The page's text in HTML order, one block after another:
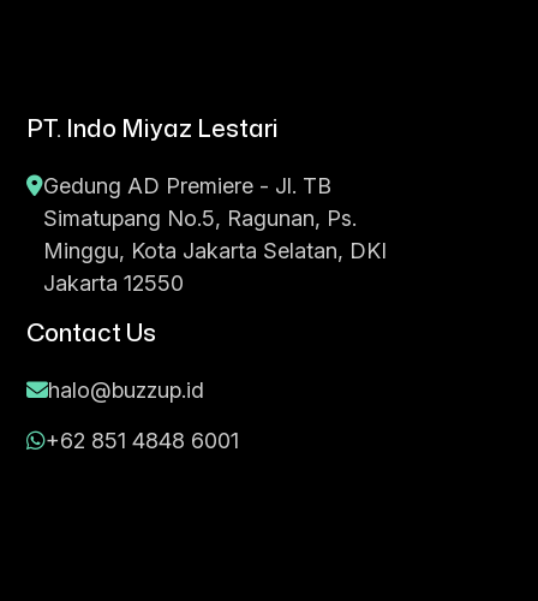
PT. Indo Miyaz Lestari
Gedung AD Premiere - Jl. TB
Simatupang No.5, Ragunan, Ps.
Minggu, Kota Jakarta Selatan, DKI
Jakarta 12550
Contact Us
halo@buzzup.id
+62 851 4848 6001